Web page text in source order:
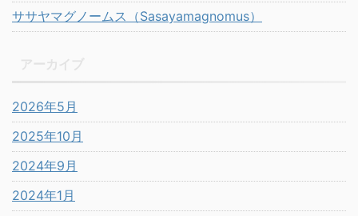
ササヤマグノームス（Sasayamagnomus）
2026年5月
2025年10月
2024年9月
2024年1月